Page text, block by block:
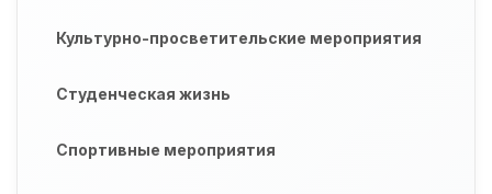
Культурно-просветительские мероприятия
Студенческая жизнь
Спортивные мероприятия